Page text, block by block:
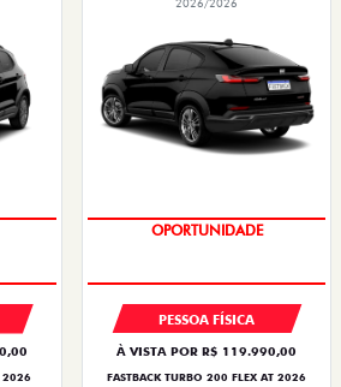
2026
OPORTUNIDADE
PESSOA FÍSICA
À VISTA POR R$ 119.990,00
FASTBACK TURBO 200 FLEX AT 2026